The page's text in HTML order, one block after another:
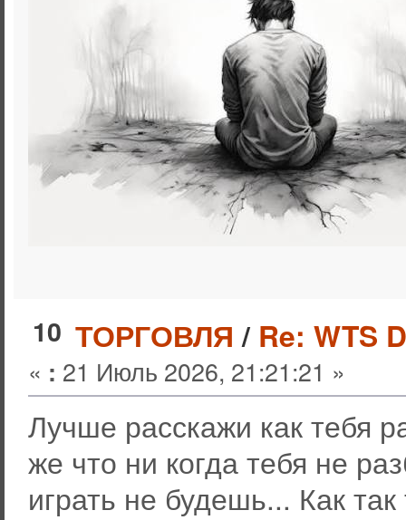
10 ТОРГОВЛЯ / Re: WTS
« : 21 Июль 2026, 21:21:21 »
Лучше расскажи как тебя
же что ни когда тебя не
играть не будешь... Как так